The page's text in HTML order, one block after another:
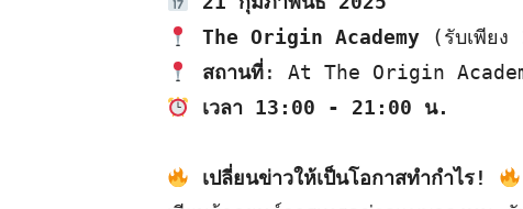
The Origin Academy
สถานที่: At The Origin
เวลา 13:00 - 21:00 น.
เปลี่ยนข่าวให้เป็นโอกาสทำกำไร!